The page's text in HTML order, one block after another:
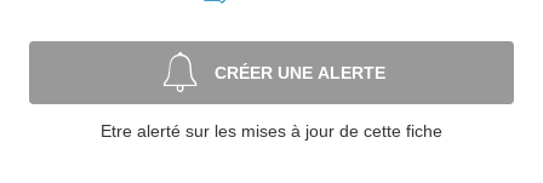
CRÉER UNE ALERTE
Etre alerté sur les mises à jour de cette fiche